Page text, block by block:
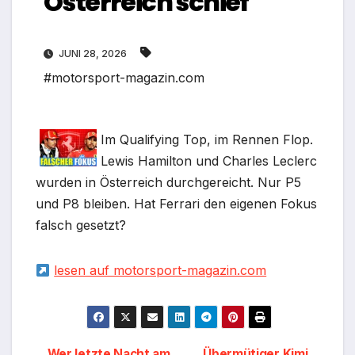
JUNI 28, 2026
#motorsport-magazin.com
Im Qualifying Top, im Rennen Flop.
Lewis Hamilton und Charles Leclerc
wurden in Österreich durchgereicht. Nur P5
und P8 bleiben. Hat Ferrari den eigenen Fokus
falsch gesetzt?
lesen auf motorsport-magazin.com